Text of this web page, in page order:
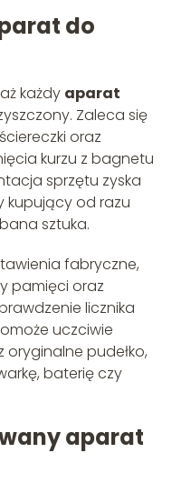
do
każdy aparat
Zaleca się
oraz
kurzu z bagnetu
sprzętu zyska
kupujący od razu
sztuka.
fabryczne,
pamięci oraz
licznika
uczciwie
pudełko,
baterię czy
aparat